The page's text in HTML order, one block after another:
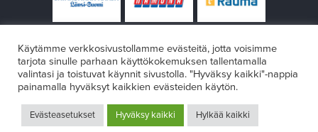
Design:VÄRIKÄS
Käytämme verkkosivustollamme evästeitä, jotta voisimme
tarjota sinulle parhaan käyttökokemuksen tallentamalla
valintasi ja toistuvat käynnit sivustolla. "Hyväksy kaikki"-nappia
painamalla hyväksyt kaikkien evästeiden käytön.
Evästeasetukset Hyväksy kaikki Hylkää kaikki